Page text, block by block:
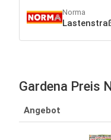
Norma
Gardena Preis
Angebot